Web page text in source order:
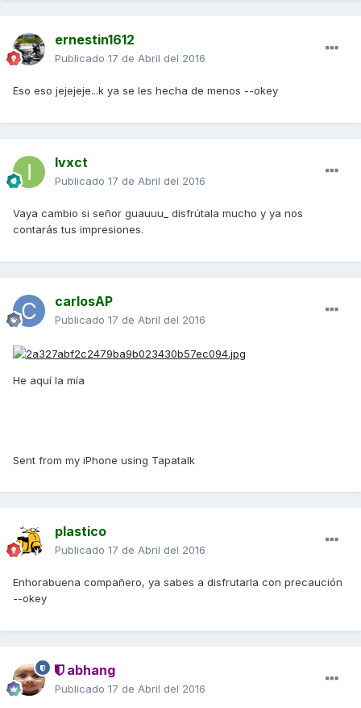
ernestin1612
Publicado 17 de Abril del 2016
Eso eso jejejeje...k ya se les hecha de menos --okey
Ivxct
Publicado 17 de Abril del 2016
Vaya cambio si señor guauuu_ disfrútala mucho y ya nos
contarás tus impresiones.
carlosAP
Publicado 17 de Abril del 2016
He aquí la mía
Sent from my iPhone using Tapatalk
plastico
Publicado 17 de Abril del 2016
Enhorabuena compañero, ya sabes a disfrutarla con precaución
--okey
abhang
Publicado 17 de Abril del 2016